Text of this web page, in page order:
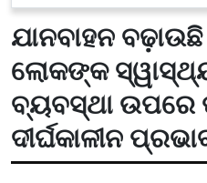
ଯାନବାହନ
ଲୋକଙ୍କ
ବ୍ୟବସ୍ଥା ଉପରେ
ଦୀର୍ଘକାଳୀନ